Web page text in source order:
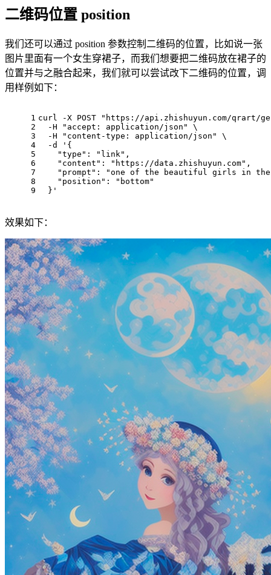
二维码位置 position
我们还可以通过 position 参数控制二维码的位置，比如说一张
图片里面有一个女生穿裙子，而我们想要把二维码放在裙子的
位置并与之融合起来，我们就可以尝试改下二维码的位置，调
用样例如下：
1
2
3
4
5
6
7
8
9
curl -X POST
"https://api.zhishuyun.com/qrart/
  -H
"accept: application/json"
\
  -H
"content-type: application/json"
\
  -d
'{
    "type": "link",
    "content": "https://data.zhishuyun.com",
"prompt": "one of the beautiful girls in
    "position": "bottom"
  }'
效果如下：